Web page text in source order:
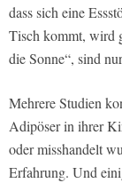
dass sich eine
Tisch kommt, wird
die Sonne“, sind
Mehrere Studien
Adipöser in ihrer
oder misshandelt
Erfahrung. Und